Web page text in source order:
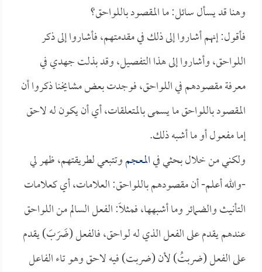
وهنا قد يسأل سائل: ما المقصود باللواحق؟
فأقول: إنهم أشاروا إلى ذلك في مقدمتهم، فأشاروا إلى ذكر
اللواحق، وأشاروا إلى هذا التفصيل، وقد بذلت جهدي في
معرفة مقصودهم في اللواحق، فوجدت بعض مشايخنا ذكروا أن
المقصود باللواحق ما يسمى بالمتعلقات، أي أن يكون له لاحق
إما مفعول أو ما أشبه ذلك.
ولكني من خلال بحثي فيالمعجموتتبعي لطريقتهم، ظهر لي
-والله أعلم- أن مقصودهم باللواحق: العلامات، أي كعلامات
التأنيث والضمائر وما أشبهها، فمثلاً: الفعل السالم من اللواحق
عندهم يقدم على الفعل الذي له لواحق، فالفعل (ضَرَبَ) يقدم
على الفعل (ضربتُ) لأن (ضربت) فيه لاحق وهو تاء الفاعل